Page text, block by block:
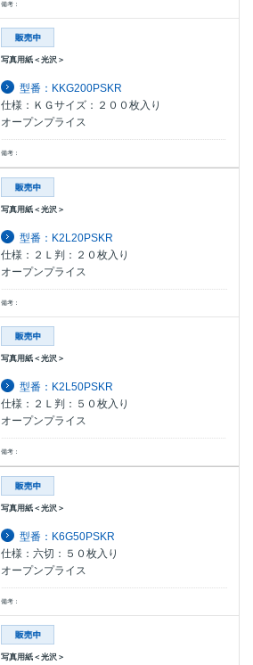
備考：
写真用紙＜光沢＞
型番：KKG200PSKR
仕様：ＫＧサイズ：２００枚入り
オープンプライス
備考：
写真用紙＜光沢＞
型番：K2L20PSKR
仕様：２Ｌ判：２０枚入り
オープンプライス
備考：
写真用紙＜光沢＞
型番：K2L50PSKR
仕様：２Ｌ判：５０枚入り
オープンプライス
備考：
写真用紙＜光沢＞
型番：K6G50PSKR
仕様：六切：５０枚入り
オープンプライス
備考：
写真用紙＜光沢＞